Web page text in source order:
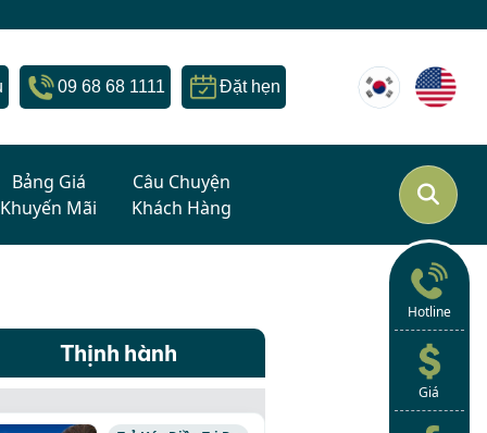
09 68 68 1111 Đặt hẹn
Bảng Giá
Khuyến Mãi
Câu Chuyện
Khách Hàng
Thịnh hành
Hotline
Giá